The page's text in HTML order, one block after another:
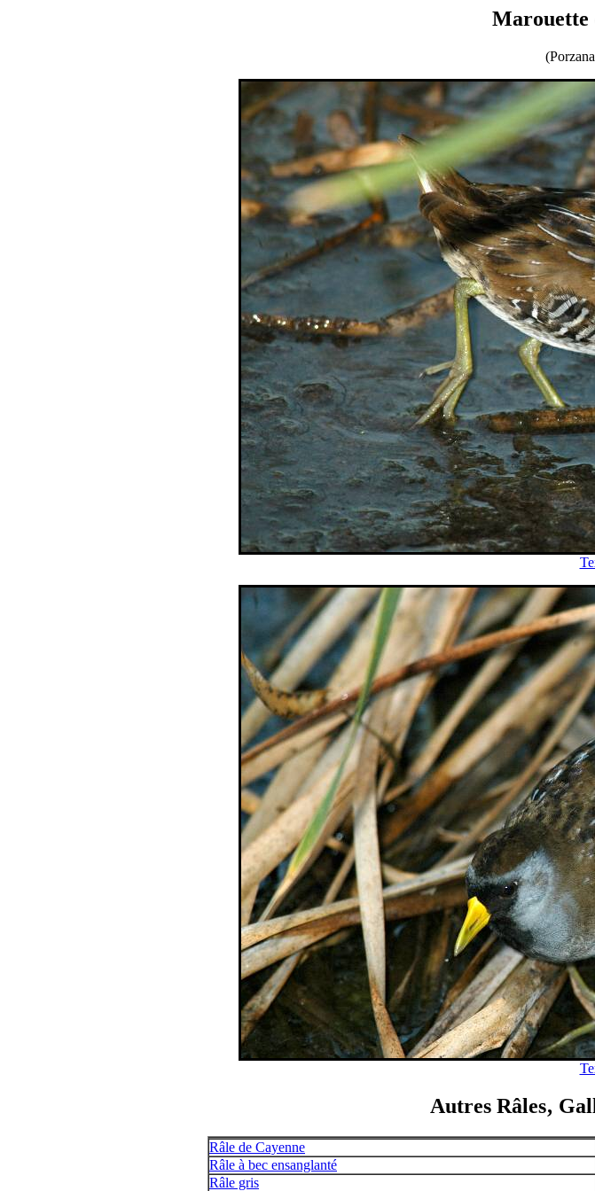
Marouette
Autres Râles‚
Râle de Cayenne
Râle à bec ensanglanté
Râle gris